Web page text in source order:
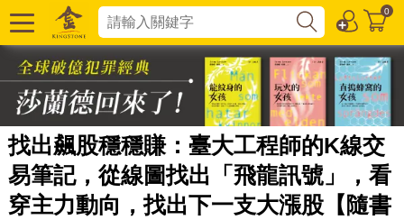
0
找出飆股穩穩賺：臺大工程師的K線交
易筆記，從線圖找出「飛龍訊號」，看
穿主力動向，找出下一支大漲股【隨書